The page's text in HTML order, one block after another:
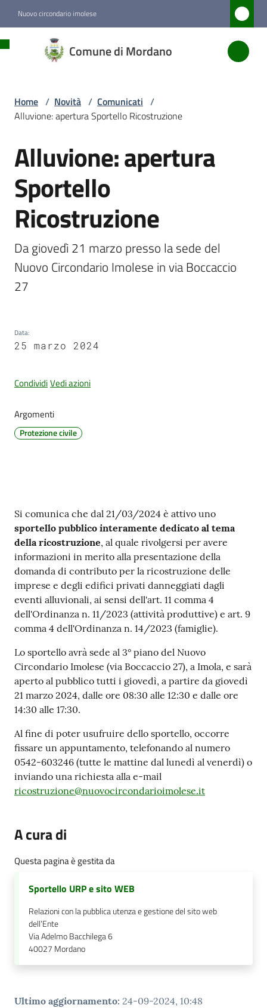
Nuovo circondario imolese
Comune di Mordano
di
Novità
Servizi
Vivere
Mordano
PNRR
on-
line
Tutti
gli
su
Home / Novità / Comunicati /
Alluvione: apertura Sportello Ricostruzione
Salta al contenuto
Alluvione: apertura
Sportello
Ricostruzione
Da giovedì 21 marzo presso la sede del
Nuovo Circondario Imolese in via Boccaccio
27
Data:
25 marzo 2024
CondividiVedi azioni
Argomenti
Protezione civile
Contenuto
Si comunica che dal 21/03/2024 è attivo uno
sportello pubblico interamente dedicato al tema
della ricostruzione, al quale rivolgersi per avere
informazioni in merito alla presentazione della
domanda di contributo per la ricostruzione delle
imprese e degli edifici privati danneggiati dagli
eventi alluvionali, ai sensi dell'art. 11 comma 4
dell'Ordinanza n. 11/2023 (attività produttive) e art. 9
comma 4 dell'Ordinanza n. 14/2023 (famiglie).
Lo sportello avrà sede al 3° piano del Nuovo
Circondario Imolese (via Boccaccio 27), a Imola, e sarà
aperto al pubblico tutti i giovedì, a partire da giovedì
21 marzo 2024, dalle ore 08:30 alle 12:30 e dalle ore
14:30 alle 17:30.
Al fine di poter usufruire dello sportello, occorre
fissare un appuntamento, telefonando al numero
0542-603246 (tutte le mattine dal lunedì al venerdì) o
inviando una richiesta alla e-mail
ricostruzione@nuovocircondarioimolese.it
A cura di
Questa pagina è gestita da
Sportello URP e sito WEB
Relazioni con la pubblica utenza e gestione del sito web
dell’Ente
Via Adelmo Bacchilega 6
40027 Mordano
Ultimo aggiornamento: 24-09-2024, 10:48